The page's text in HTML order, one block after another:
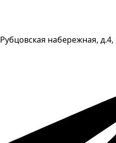
Рубцовская набережная,